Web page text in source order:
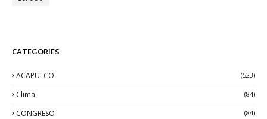
CATEGORIES
ACAPULCO (523)
Clima (84)
CONGRESO (84)